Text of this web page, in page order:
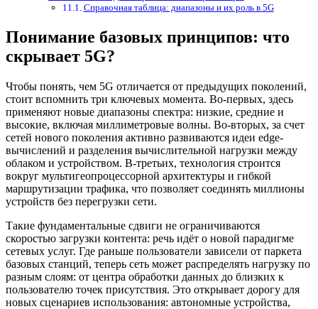
Справочная таблица: диапазоны и их роль в 5G
Понимание базовых принципов: что
скрывает 5G?
Чтобы понять, чем 5G отличается от предыдущих поколений,
стоит вспомнить три ключевых момента. Во-первых, здесь
применяют новые диапазоны спектра: низкие, средние и
высокие, включая миллиметровые волны. Во-вторых, за счет
сетей нового поколения активно развиваются идеи edge-
вычислений и разделения вычислительной нагрузки между
облаком и устройством. В-третьих, технология строится
вокруг мультигеопроцессорной архитектуры и гибкой
маршрутизации трафика, что позволяет соединять миллионы
устройств без перегрузки сети.
Такие фундаментальные сдвиги не ограничиваются
скоростью загрузки контента: речь идёт о новой парадигме
сетевых услуг. Где раньше пользователи зависели от паркета
базовых станций, теперь сеть может распределять нагрузку по
разным слоям: от центра обработки данных до близких к
пользователю точек присутствия. Это открывает дорогу для
новых сценариев использования: автономные устройства,